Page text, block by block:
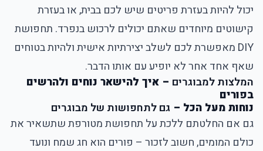
יכול להיות בעזרת פריטים שיש לכם בבית, או בעזרת
קישוטים מיוחדים שאתם יכולים לרכוש בנפרד. תחפושת
DIY מאפשרת לכם לשלב יצירתיות אישית ולהיות בטוחים
שאף אחד אחר לא יופיע עם אותו הדבר.
המלצות למבוגרים – איך להישאר נוחים ולהרשים
בפורים
נוחות מעל הכל – גם לתחפושות של מבוגרים
גם אם החלטתם ללכת על תחפושת מטורפת שתשאיר את
כולם המומים, חשוב לזכור – פורים הוא חג שמח ונועד